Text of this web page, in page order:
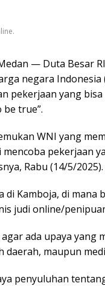
— Duta Besar
negara
pekerjaan yang
true”.
WNI yang
pekerjaan
Rabu (14/5/2025).
di Kamboja, di
judi online/
ada upaya yang
maupun
penyuluhan